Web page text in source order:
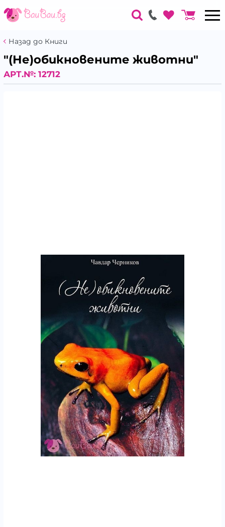
Назад до Книги
"(Не)обикновените животни"
АРТ.№: 12712